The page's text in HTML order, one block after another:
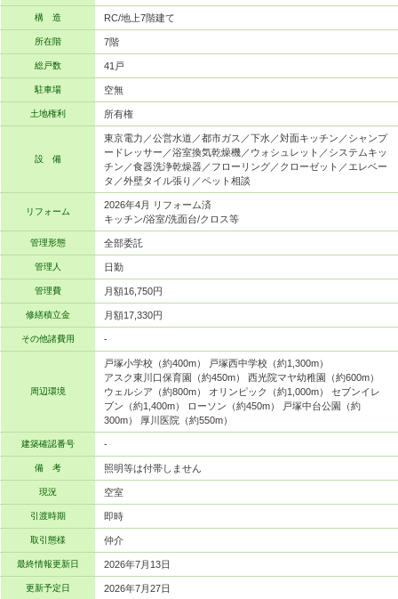
構 造 RC/地上7階建て
所在階 7階
総戸数 41戸
駐車場 空無
土地権利 所有権
設 備
東京電力／公営水道／都市ガス／下水／対面キッチン／シャンプ
ードレッサー／浴室換気乾燥機／ウォシュレット／システムキッ
チン／食器洗浄乾燥器／フローリング／クローゼット／エレベー
タ／外壁タイル張り／ペット相談
リフォーム
2026年4月 リフォーム済
キッチン/浴室/洗面台/クロス等
管理形態 全部委託
管理人 日勤
管理費 月額16,750円
修繕積立金 月額17,330円
その他諸費用 -
周辺環境
戸塚小学校（約400m） 戸塚西中学校（約1,300m）
アスク東川口保育園（約450m） 西光院マヤ幼稚園（約600m）
ウェルシア（約800m） オリンピック（約1,000m） セブンイレ
ブン（約1,400m） ローソン（約450m） 戸塚中台公園（約
300m） 厚川医院（約550m）
建築確認番号 -
備 考 照明等は付帯しません
現況 空室
引渡時期 即時
取引態様 仲介
最終情報更新日 2026年7月13日
更新予定日 2026年7月27日